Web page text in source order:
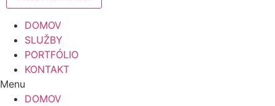
DOMOV
SLUŽBY
PORTFÓLIO
KONTAKT
Menu
DOMOV